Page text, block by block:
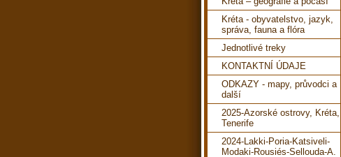
Kréta - obyvatelstvo, jazyk,
správa, fauna a flóra
Jednotlivé treky
KONTAKTNÍ ÚDAJE
ODKAZY - mapy, průvodci a
další
2025-Azorské ostrovy, Kréta,
Tenerife
2024-Lakki-Poria-Katsiveli-
Modaki-Rousiés-Sellouda-A.